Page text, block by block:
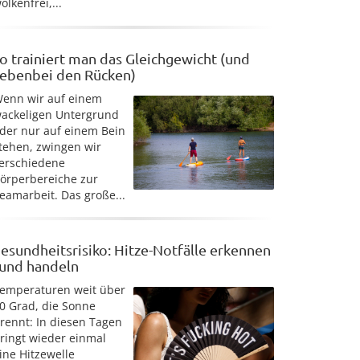
trainiert man das Gleichgewicht (und
den Rücken)
wir auf einem
Untergrund
nur auf einem Bein
zwingen wir
zur
Das große...
Hitze-Notfälle erkennen
handeln
weit über
Grad, die Sonne
In diesen Tagen
wieder einmal
Hitzewelle